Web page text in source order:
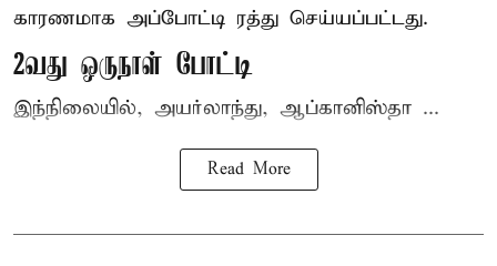
காரணமாக அப்போட்டி ரத்து செய்யப்பட்டது.
2வது ஒருநாள் போட்டி
இந்நிலையில், அயர்லாந்து, ஆப்கானிஸ்தா ...
Read More